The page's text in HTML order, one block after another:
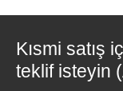
Kısmi satış
teklif isteyin